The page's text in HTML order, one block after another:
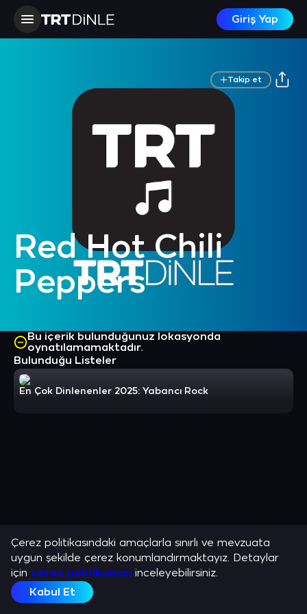
Giriş Yap
Red Hot Chili
Peppers
Takip et
Bu içerik bulunduğunuz lokasyonda
oynatılamamaktadır.
Bulunduğu Listeler
En Çok Dinlenenler 2025: Yabancı Rock
Çerez politikasındaki amaçlarla sınırlı ve mevzuata
uygun şekilde çerez konumlandırmaktayız. Detaylar
için çerez politikamızı inceleyebilirsiniz.
Kabul Et